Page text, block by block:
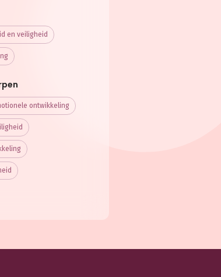
en veiligheid
ontwikkeling